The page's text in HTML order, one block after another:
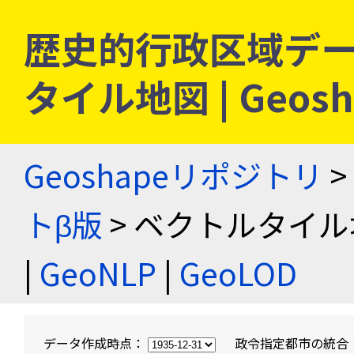
歴史的行政区域デ
タイル地図 |
Geoshapeリポジトリ >
トβ版 > ベクトルタイ
| GeoNLP | GeoLOD
データ作成時点： 政令指定都市の統